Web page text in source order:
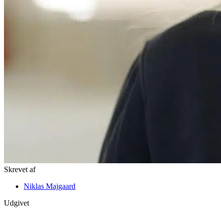
Skrevet af
Niklas Majgaard
Udgivet